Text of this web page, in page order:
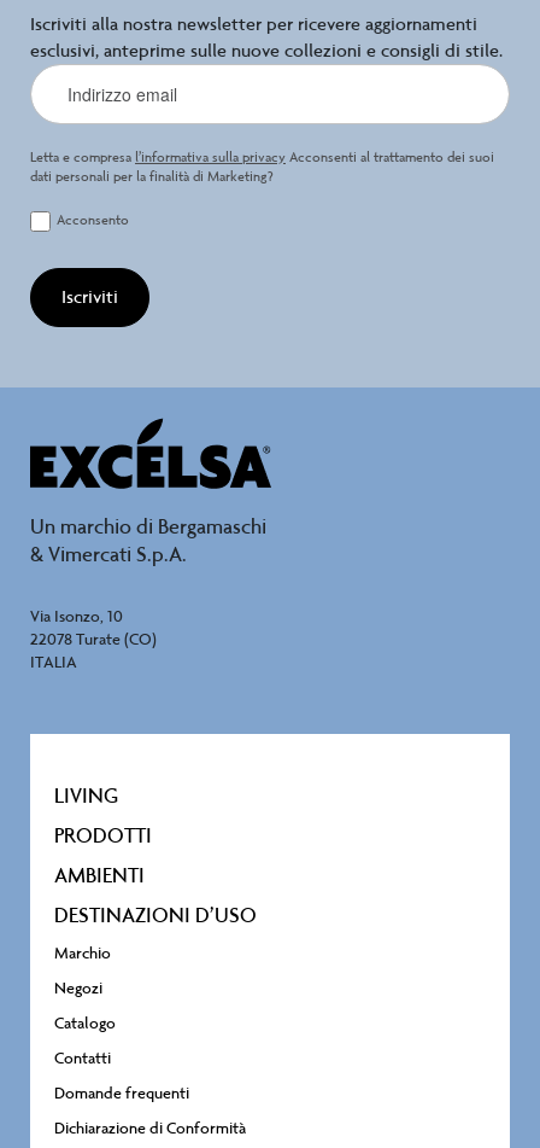
Iscriviti alla nostra newsletter per ricevere aggiornamenti
esclusivi, anteprime sulle nuove collezioni e consigli di stile.
Letta e compresa l’informativa sulla privacy Acconsenti al trattamento dei suoi
dati personali per la finalità di Marketing?
Acconsento
Iscriviti
Un marchio di Bergamaschi
& Vimercati S.p.A.
Via Isonzo, 10
22078 Turate (CO)
ITALIA
LIVING
PRODOTTI
AMBIENTI
DESTINAZIONI D’USO
Marchio
Negozi
Catalogo
Contatti
Domande frequenti
Dichiarazione di Conformità